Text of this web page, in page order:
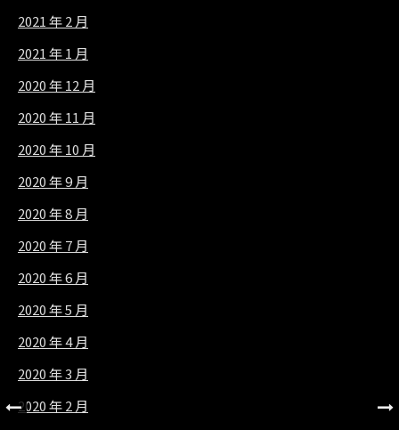
2021 年 2 月
2021 年 1 月
2020 年 12 月
2020 年 11 月
2020 年 10 月
2020 年 9 月
2020 年 8 月
2020 年 7 月
2020 年 6 月
2020 年 5 月
2020 年 4 月
2020 年 3 月
2020 年 2 月